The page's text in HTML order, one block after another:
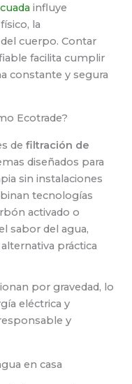
influye
la
cuerpo. Contar
facilita cumplir
constante y segura
Ecotrade?
defiltración de
diseñados para
sin instalaciones
tecnologías
activado o
sabor del agua,
práctica
por gravedad, lo
eléctrica y
y
en casa